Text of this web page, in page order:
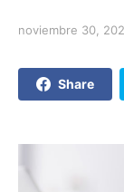
noviembre 30,
Share